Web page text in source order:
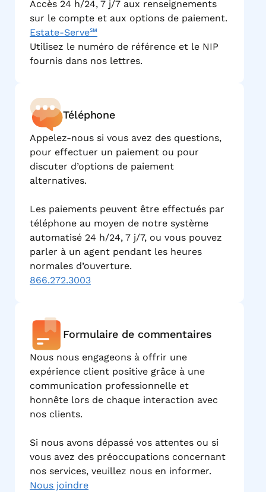
Accès 24 h/24, 7 j/7 aux renseignements
sur le compte et aux options de paiement.
Estate-Serve℠
Utilisez le numéro de référence et le NIP
fournis dans nos lettres.
Téléphone
Appelez-nous si vous avez des questions,
pour effectuer un paiement ou pour
discuter d’options de paiement
alternatives.
Les paiements peuvent être effectués par
téléphone au moyen de notre système
automatisé 24 h/24, 7 j/7, ou vous pouvez
parler à un agent pendant les heures
normales d’ouverture.
866.272.3003
Formulaire de commentaires
Nous nous engageons à offrir une
expérience client positive grâce à une
communication professionnelle et
honnête lors de chaque interaction avec
nos clients.
Si nous avons dépassé vos attentes ou si
vous avez des préoccupations concernant
nos services, veuillez nous en informer.
Nous joindre